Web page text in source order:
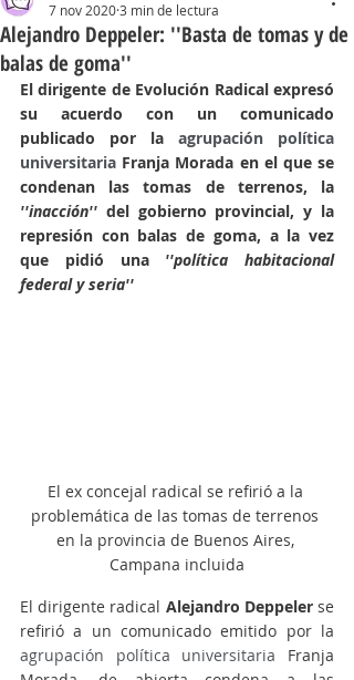
Alejandro Deppeler: ''Basta de tomas y de
balas de goma''
7 nov 20203 min de lectura
El dirigente de Evolución Radical expresó
su acuerdo con un comunicado
publicado por la agrupación política
universitaria Franja Morada en el que se
''inacción'' del gobierno provincial, y la
represión con balas de goma, a la vez
que pidió una ''política habitacional
federal y seria''
El ex concejal radical se refirió a la
problemática de las tomas de terrenos
en la provincia de Buenos Aires,
Campana incluida
El dirigente radical Alejandro Deppeler se
agrupación política universitaria Franja